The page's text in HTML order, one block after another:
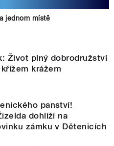
jednom místě
Život plný dobrodružství
krážem
panství!
dohlíží na
zámku v Dětenicích